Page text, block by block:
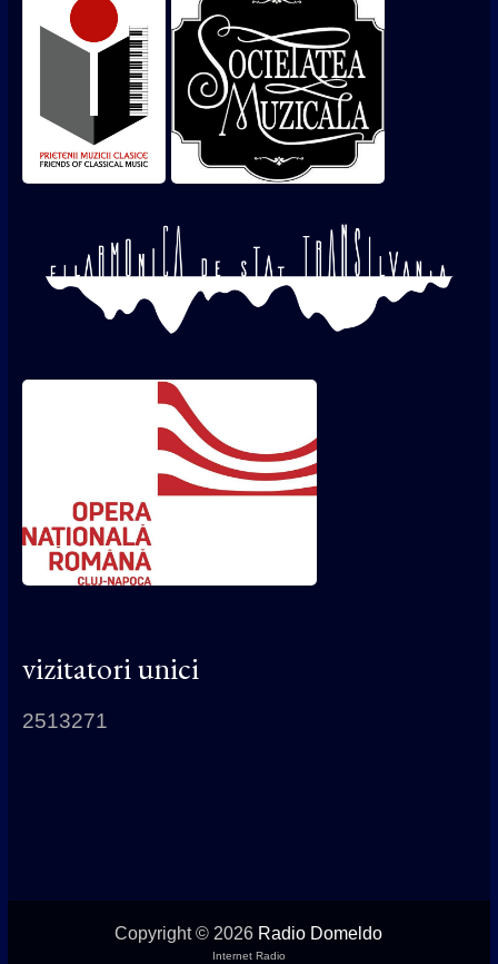
vizitatori unici
2513271
Copyright © 2026 Radio Domeldo
Internet Radio